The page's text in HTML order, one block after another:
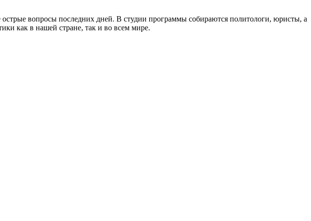
вопросы последних дней. В студии программы собираются политологи, юристы, а
как в нашей стране, так и во всем мире.